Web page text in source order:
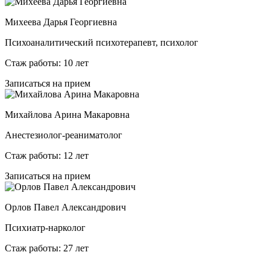
Михеева Дарья Георгиевна
Психоаналитический психотерапевт, психолог
Стаж работы: 10 лет
Записаться на прием
Михайлова Арина Макаровна
Анестезиолог-реаниматолог
Стаж работы: 12 лет
Записаться на прием
Орлов Павел Александрович
Психиатр-нарколог
Стаж работы: 27 лет